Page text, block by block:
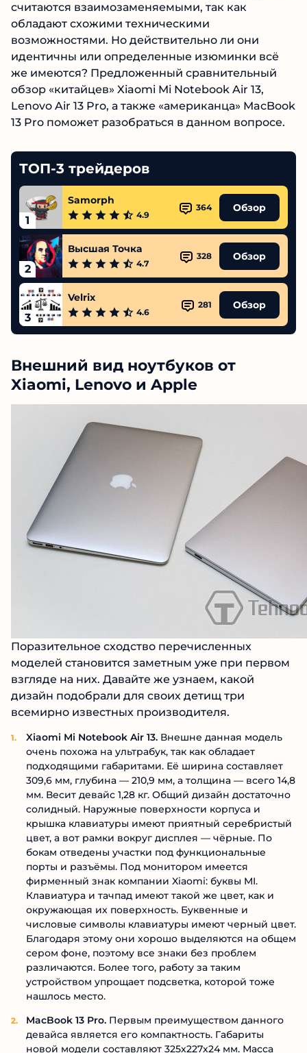
считаются взаимозаменяемыми, так как
обладают схожими техническими
возможностями. Но действительно ли они
идентичны или определенные изюминки всё
же имеются? Предложенный сравнительный
обзор «китайцев» Xiaomi Mi Notebook Air 13,
Lenovo Air 13 Pro, а также «американца» MacBook
13 Pro поможет разобраться в данном вопросе.
ТОП-3 трейдеров
1
Samorph
4.9
364 Обзор
2
Высшая Точка
4.7
328 Обзор
3
Velrix
4.6
281 Обзор
Внешний вид ноутбуков от
Xiaomi, Lenovo и Apple
Поразительное сходство перечисленных
моделей становится заметным уже при первом
взгляде на них. Давайте же узнаем, какой
дизайн подобрали для своих детищ три
всемирно известных производителя.
Xiaomi Mi Notebook Air 13. Внешне данная модель
очень похожа на ультрабук, так как обладает
подходящими габаритами. Её ширина составляет
309,6 мм, глубина — 210,9 мм, а толщина — всего 14,8
мм. Весит девайс 1,28 кг. Общий дизайн достаточно
солидный. Наружные поверхности корпуса и
крышка клавиатуры имеют приятный серебристый
цвет, а вот рамки вокруг дисплея — чёрные. По
бокам отведены участки под функциональные
порты и разъёмы. Под монитором имеется
фирменный знак компании Xiaomi: буквы MI.
Клавиатура и тачпад имеют такой же цвет, как и
окружающая их поверхность. Буквенные и
числовые символы клавиатуры имеют черный цвет.
Благодаря этому они хорошо выделяются на общем
сером фоне, поэтому все знаки без проблем
различаются. Более того, работу за таким
устройством упрощает подсветка, которой тоже
нашлось место.
MacBook 13 Pro. Первым преимуществом данного
девайса является его компактность. Габариты
новой модели составляют 325х227х24 мм. Масса